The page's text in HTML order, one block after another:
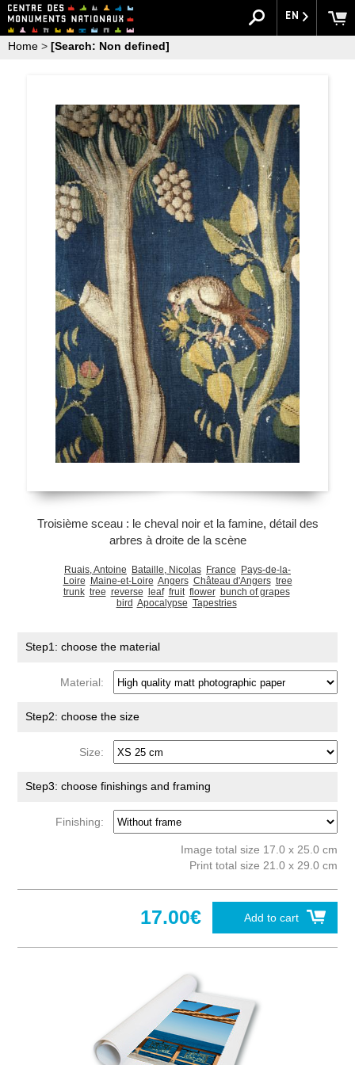
EN
Home > [Search: Non defined]
Troisième sceau : le cheval noir et la famine, détail des
arbres à droite de la scène
Ruais, Antoine Bataille, Nicolas France
Pays-de-la-
Loire
Maine-et-Loire Angers Château d'Angers tree
trunk tree reverse leaf fruit flower bunch of grapes
bird Apocalypse Tapestries
Step1: choose the material
Material:
Step2: choose the size
Size:
Step3: choose finishings and framing
Finishing:
Image total size 17.0 x 25.0 cm
Print total size 21.0 x 29.0 cm
Add to cart
17.00€